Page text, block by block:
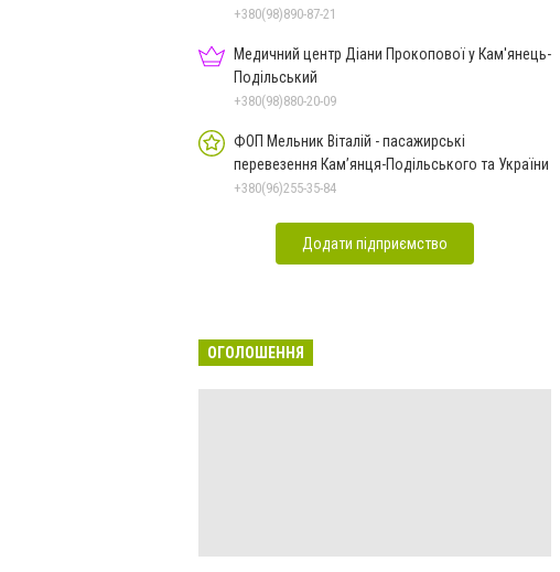
+380(98)890-87-21
Медичний центр Діани Прокопової у Кам'янець-
Подільський
+380(98)880-20-09
ФОП Мельник Віталій - пасажирські
перевезення Кам’янця-Подільського та України
+380(96)255-35-84
Додати підприємство
ОГОЛОШЕННЯ